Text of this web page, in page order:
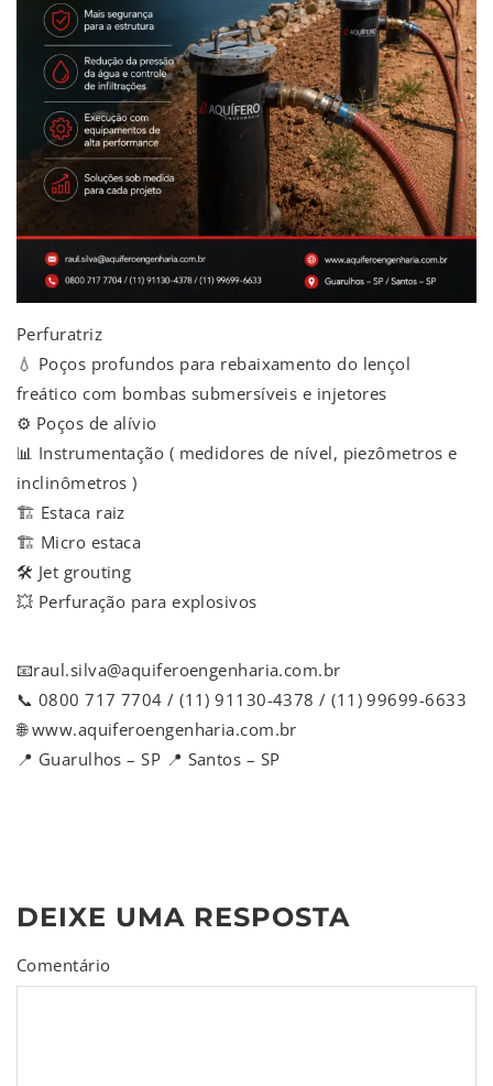
Perfuratriz
💧 Poços profundos para rebaixamento do lençol
freático com bombas submersíveis e injetores
⚙️ Poços de alívio
📊 Instrumentação ( medidores de nível, piezômetros e
inclinômetros )
🏗️ Estaca raiz
🏗️ Micro estaca
🛠️ Jet grouting
💥 Perfuração para explosivos
📧raul.silva@aquiferoengenharia.com.br
📞 0800 717 7704 / (11) 91130-4378 / (11) 99699-6633
🌐 www.aquiferoengenharia.com.br
📍 Guarulhos – SP 📍 Santos – SP
DEIXE UMA RESPOSTA
Comentário